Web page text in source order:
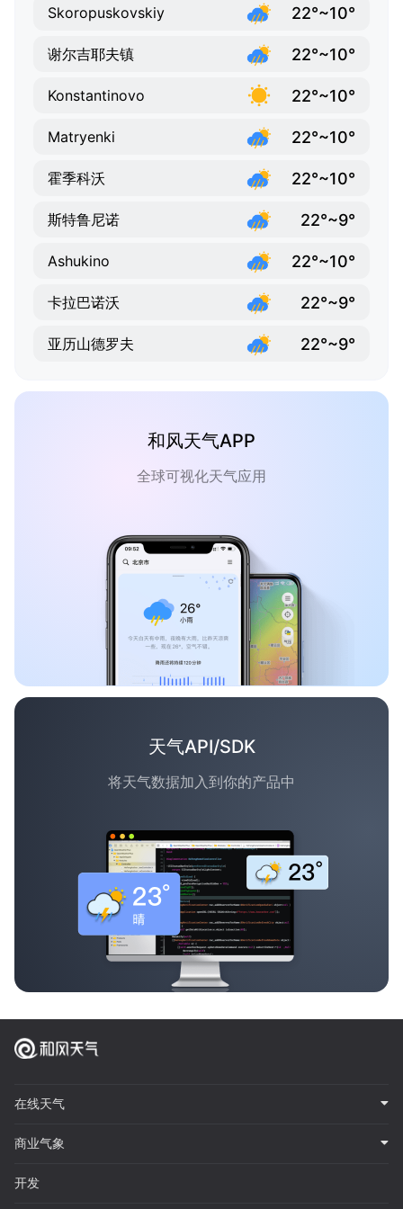
Skoropuskovskiy 22°~10°
谢尔吉耶夫镇 22°~10°
Konstantinovo 22°~10°
Matryenki 22°~10°
霍季科沃 22°~10°
斯特鲁尼诺 22°~9°
Ashukino 22°~10°
卡拉巴诺沃 22°~9°
亚历山德罗夫 22°~9°
和风天气APP
全球可视化天气应用
天气API/SDK
将天气数据加入到你的产品中
在线天气
商业气象
开发